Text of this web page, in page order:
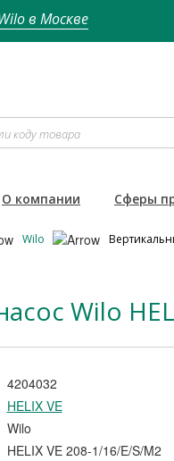
в Москве
О компании Сферы
Wilo
Wilo
4204032
HELIX VE
Wilo
HELIX VE 208-1/16/E/S/M2